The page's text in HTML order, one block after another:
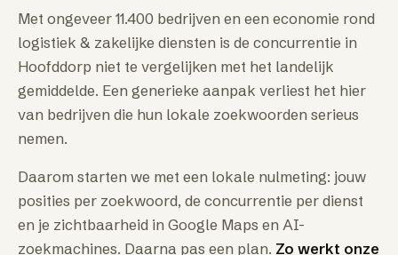
Met ongeveer 11.400 bedrijven en een economie rond
logistiek & zakelijke diensten is de concurrentie in
Hoofddorp niet te vergelijken met het landelijk
gemiddelde. Een generieke aanpak verliest het hier
van bedrijven die hun lokale zoekwoorden serieus
nemen.
Daarom starten we met een lokale nulmeting: jouw
posities per zoekwoord, de concurrentie per dienst
en je zichtbaarheid in Google Maps en AI-
zoekmachines. Daarna pas een plan. Zo werkt onze